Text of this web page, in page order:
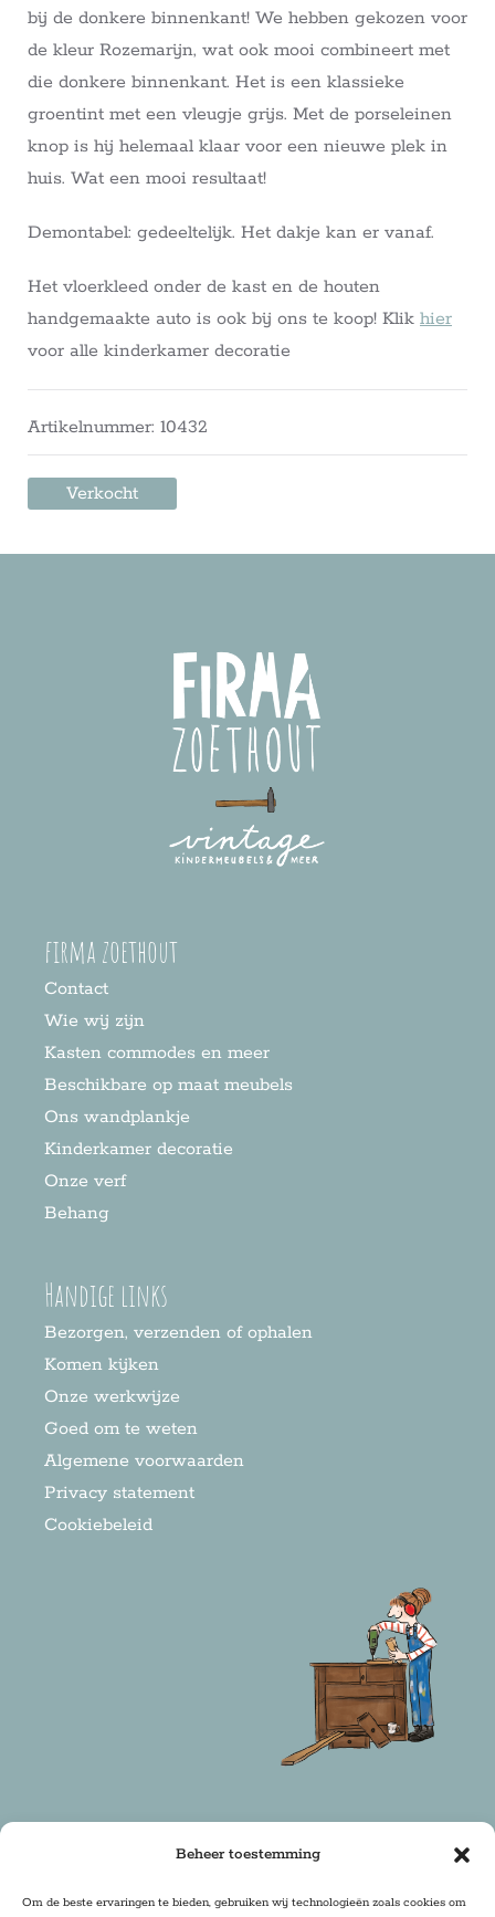
Beheer toestemming
Om de beste ervaringen te bieden, gebruiken wij technologieën zoals cookies om
bij de donkere binnenkant! We hebben gekozen voor
de kleur Rozemarijn, wat ook mooi combineert met
die donkere binnenkant. Het is een klassieke
groentint met een vleugje grijs. Met de porseleinen
knop is hij helemaal klaar voor een nieuwe plek in
huis. Wat een mooi resultaat!
Demontabel: gedeeltelijk. Het dakje kan er vanaf.
Het vloerkleed onder de kast en de houten
handgemaakte auto is ook bij ons te koop! Klik hier
voor alle kinderkamer decoratie
Artikelnummer: 10432
Verkocht
firma zoethout
Contact
Wie wij zijn
Kasten commodes en meer
Beschikbare op maat meubels
Ons wandplankje
Kinderkamer decoratie
Onze verf
Behang
Handige links
Bezorgen, verzenden of ophalen
Komen kijken
Onze werkwijze
Goed om te weten
Algemene voorwaarden
Privacy statement
Cookiebeleid
Copyright 2025 Firma Zoethout | Design & Realisatie: